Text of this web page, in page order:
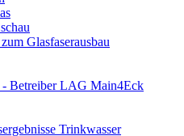
Glasfaserausbau
- Betreiber LAG Main4Eck
Trinkwasser